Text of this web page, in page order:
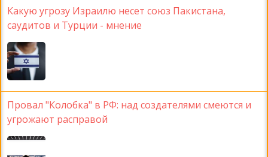
Какую угрозу Израилю несет союз Пакистана,
саудитов и Турции - мнение
Провал "Колобка" в РФ: над создателями смеются и
угрожают расправой